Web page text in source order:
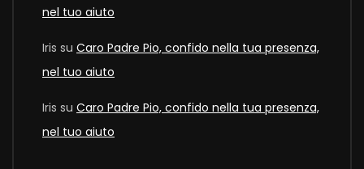
nel tuo aiuto
Iris su Caro Padre Pio, confido nella tua presenza,
nel tuo aiuto
Iris su Caro Padre Pio, confido nella tua presenza,
nel tuo aiuto